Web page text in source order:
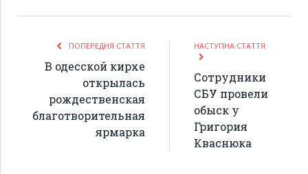
ПОПЕРЕДНЯ СТАТТЯ
В одесской кирхе
открылась
рождественская
благотворительная
ярмарка
НАСТУПНА СТАТТЯ
Сотрудники
СБУ провели
обыск у
Григория
Кваснюка